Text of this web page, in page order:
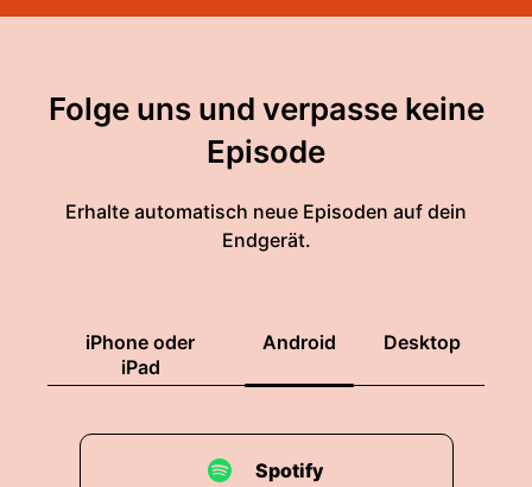
Folge uns und verpasse keine
Episode
Erhalte automatisch neue Episoden auf dein
Endgerät.
iPhone oder
iPad
Android Desktop
Spotify